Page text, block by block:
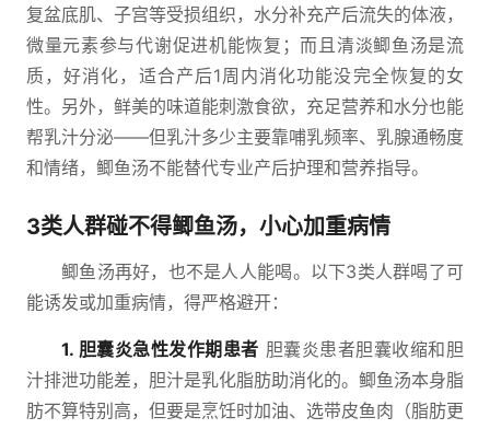
复盆底肌、子宫等受损组织，水分补充产后流失的体液，
微量元素参与代谢促进机能恢复；而且清淡鲫鱼汤是流
质，好消化，适合产后1周内消化功能没完全恢复的女
性。另外，鲜美的味道能刺激食欲，充足营养和水分也能
帮乳汁分泌——但乳汁多少主要靠哺乳频率、乳腺通畅度
和情绪，鲫鱼汤不能替代专业产后护理和营养指导。
3类人群碰不得鲫鱼汤，小心加重病情
鲫鱼汤再好，也不是人人能喝。以下3类人群喝了可
能诱发或加重病情，得严格避开：
1. 胆囊炎急性发作期患者 胆囊炎患者胆囊收缩和胆
汁排泄功能差，胆汁是乳化脂肪助消化的。鲫鱼汤本身脂
肪不算特别高，但要是烹饪时加油、选带皮鱼肉（脂肪更